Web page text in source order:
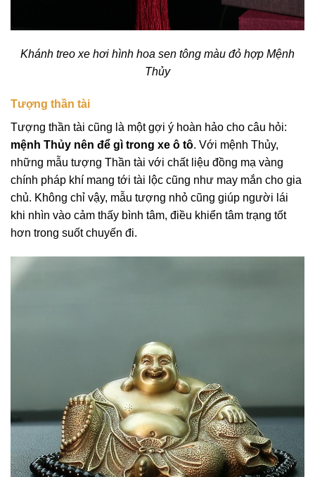
Khánh treo xe hơi hình hoa sen tông màu đỏ hợp Mệnh
Thủy
Tượng thần tài
Tượng thần tài cũng là một gợi ý hoàn hảo cho câu hỏi:
mệnh Thủy nên để gì trong xe ô tô. Với mệnh Thủy,
những mẫu tượng Thần tài với chất liệu đồng mạ vàng
chính pháp khí mang tới tài lộc cũng như may mắn cho gia
chủ. Không chỉ vậy, mẫu tượng nhỏ cũng giúp người lái
khi nhìn vào cảm thấy bình tâm, điều khiển tâm trạng tốt
hơn trong suốt chuyến đi.